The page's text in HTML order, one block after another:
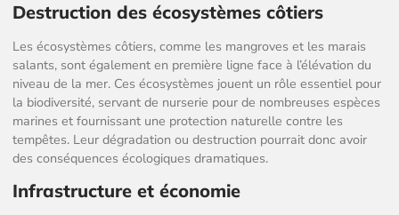
Destruction des écosystèmes côtiers
Les écosystèmes côtiers, comme les mangroves et les marais
salants, sont également en première ligne face à l’élévation du
niveau de la mer. Ces écosystèmes jouent un rôle essentiel pour
la biodiversité, servant de nurserie pour de nombreuses espèces
marines et fournissant une protection naturelle contre les
tempêtes. Leur dégradation ou destruction pourrait donc avoir
des conséquences écologiques dramatiques.
Infrastructure et économie